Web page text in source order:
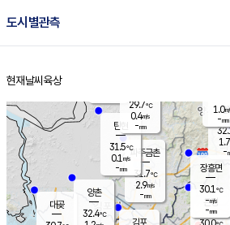
도시별관측
홈
현재날씨 육상
양
1.7
-
파주금촌
31.7℃
2.9m/s
-mm
대곶
탄현
31.5℃
0.1 m/s
-mm
김포
양촌
32.4℃
은평
장흥면
30.1℃
-m/s
-mm
1.0
-mm
29.7℃
0.4m/s
-mm